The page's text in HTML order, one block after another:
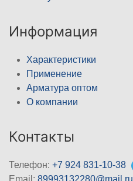
Информация
Характеристики
Применение
Арматура оптом
О компании
Контакты
Телефон: +7 924 831-10-38
Email: 89993132280@mail.ru